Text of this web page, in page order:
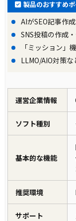
製品のおすすめ
AIがSEO記事作
SNS投稿の作成
「ミッション」
LLMO/AIO対策
運営企業情報
ソフト種別
基本的な機能
推奨環境
サポート